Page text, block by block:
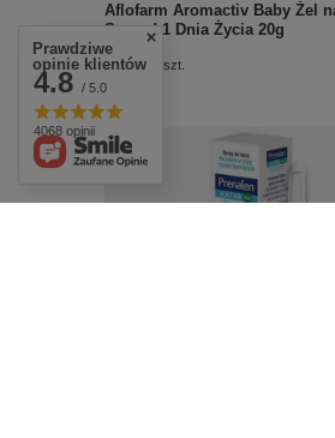
Aflofarm Aromactiv Baby Żel
Sen od 1 Dnia Życia 20g
£5.89 szt.
Prawdziwe
opinie klientów
4.8 / 5.0
4068 opinii